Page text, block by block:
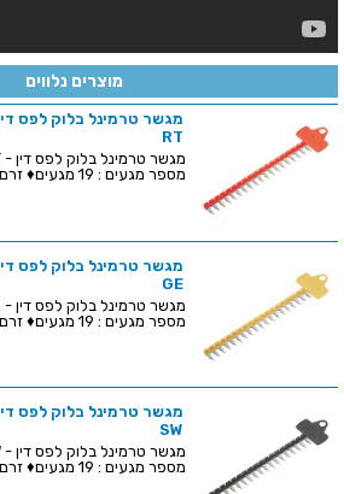
מוצרים נלווים
RT
מספר מגעים : 19 מגעים♦ זרם עבודה מקסימלי : 17.5A...
GE
מספר מגעים : 19 מגעים♦ זרם עבודה מקסימלי : 17.5A...
SW
מספר מגעים : 19 מגעים♦ זרם עבודה מקסימלי : 17.5A...